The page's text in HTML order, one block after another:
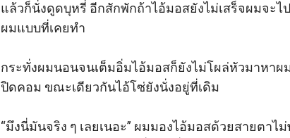
แล้วก็นั่งดูดบุหรี่ อีกสักพักถ้าไอ้มอสยังไม่เสร็จผมจะไ
ผมแบบที่เคยทำ
กระทั่งผมนอนจนเต็มอิ่มไอ้มอสก็ยังไม่โผล่หัวมาหาผ
ปิดคอม ขณะเดียวกันไอ้โซ่ยังนั่งอยู่ที่เดิม
“มึงนี่มันจริง ๆ เลยเนอะ” ผมมองไอ้มอสด้วยสายตา